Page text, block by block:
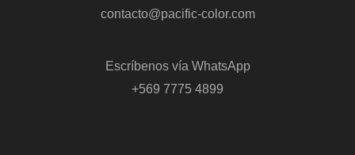
contacto@pacific-color.com
Escríbenos vía WhatsApp
+569 7775 4899